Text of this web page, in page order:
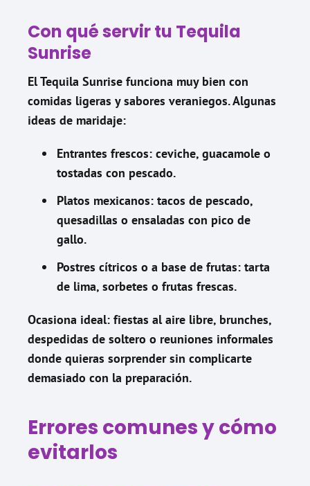
Con qué servir tu Tequila
Sunrise
El Tequila Sunrise funciona muy bien con
comidas ligeras y sabores veraniegos. Algunas
ideas de maridaje:
Entrantes frescos: ceviche, guacamole o
tostadas con pescado.
Platos mexicanos: tacos de pescado,
quesadillas o ensaladas con pico de
gallo.
Postres cítricos o a base de frutas: tarta
de lima, sorbetes o frutas frescas.
Ocasiona ideal: fiestas al aire libre, brunches,
despedidas de soltero o reuniones informales
donde quieras sorprender sin complicarte
demasiado con la preparación.
Errores comunes y cómo
evitarlos